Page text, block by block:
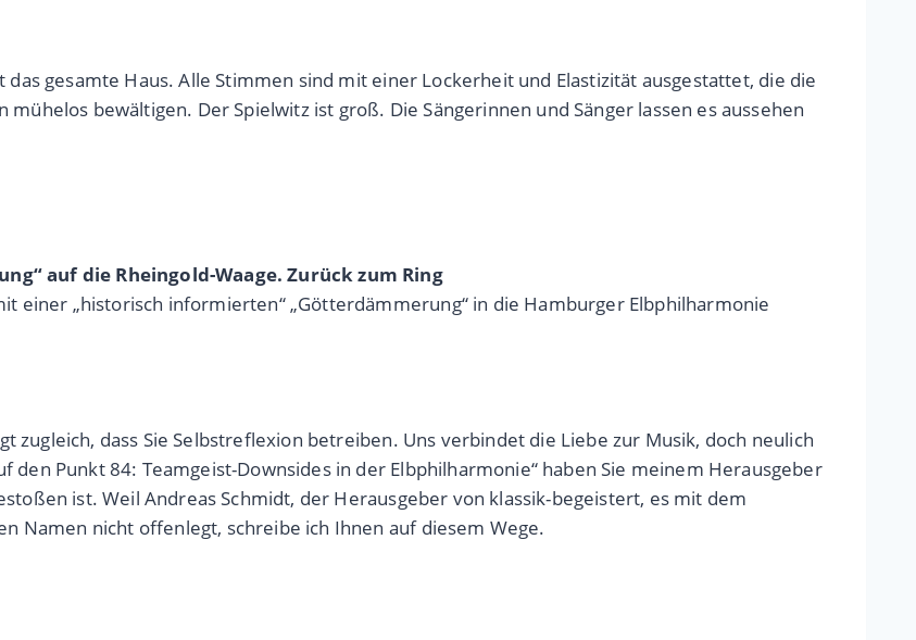
gesamte Haus. Alle Stimmen sind mit einer Lockerheit und Elastizität ausgestattet, die die
bewältigen. Der Spielwitz ist groß. Die Sängerinnen und Sänger lassen es aussehen
auf die Rheingold-Waage. Zurück zum Ring
einer „historisch informierten“ „Götterdämmerung“ in die Hamburger Elbphilharmonie
zugleich, dass Sie Selbstreflexion betreiben. Uns verbindet die Liebe zur Musik, doch neulich
Punkt 84: Teamgeist-Downsides in der Elbphilharmonie“ haben Sie meinem Herausgeber
ist. Weil Andreas Schmidt, der Herausgeber von klassik-begeistert, es mit dem
Namen nicht offenlegt, schreibe ich Ihnen auf diesem Wege.